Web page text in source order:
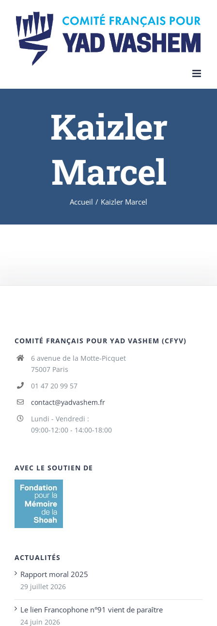
content
Kaizler
Marcel
Accueil / Kaizler Marcel
COMITÉ FRANÇAIS POUR YAD VASHEM (CFYV)
6 avenue de la Motte-Picquet
75007 Paris
01 47 20 99 57
contact@yadvashem.fr
Lundi - Vendredi :
09:00-12:00 - 14:00-18:00
AVEC LE SOUTIEN DE
ACTUALITÉS
Rapport moral 2025
29 juillet 2026
Le lien Francophone n°91 vient de paraître
24 juin 2026